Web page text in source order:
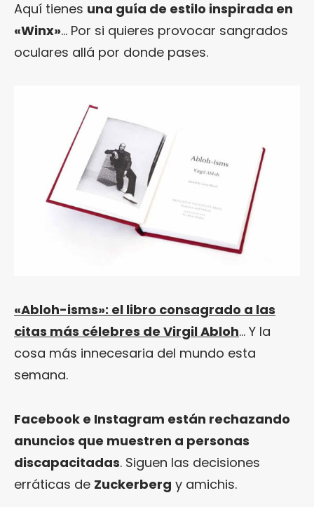
Aquí tienes una guía de estilo inspirada en
«Winx»… Por si quieres provocar sangrados
oculares allá por donde pases.
«Abloh-isms»: el libro consagrado a las
citas más célebres de Virgil Abloh… Y la
cosa más innecesaria del mundo esta
semana.
Facebook e Instagram están rechazando
anuncios que muestren a personas
discapacitadas. Siguen las decisiones
erráticas de Zuckerberg y amichis.